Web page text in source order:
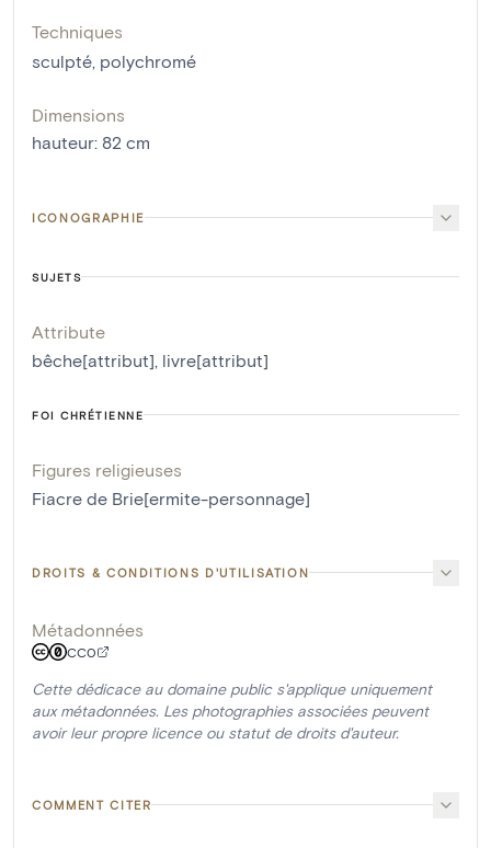
Techniques
sculpté, polychromé
Dimensions
hauteur: 82 cm
ICONOGRAPHIE
SUJETS
Attribute
bêche[attribut], livre[attribut]
FOI CHRÉTIENNE
Figures religieuses
Fiacre de Brie[ermite-personnage]
DROITS & CONDITIONS D'UTILISATION
Métadonnées
CC0
Cette dédicace au domaine public s'applique uniquement
aux métadonnées. Les photographies associées peuvent
avoir leur propre licence ou statut de droits d'auteur.
COMMENT CITER